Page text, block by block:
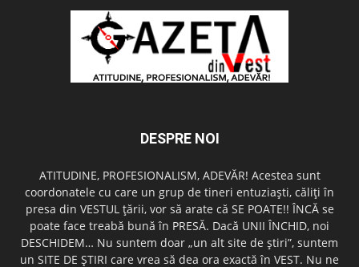
DESPRE NOI
ATITUDINE, PROFESIONALISM, ADEVĂR! Acestea sunt
coordonatele cu care un grup de tineri entuziaşti, căliţi în
presa din VESTUL ţării, vor să arate că SE POATE!! ÎNCĂ se
poate face treabă bună în PRESĂ. Dacă UNII ÎNCHID, noi
DESCHIDEM… Nu suntem doar „un alt site de ştiri”, suntem
un SITE DE ŞTIRI care vrea să dea ora exactă în VEST. Nu ne